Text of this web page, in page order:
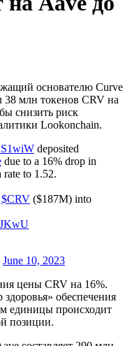
основателю Curve
38 млн токенов CRV на
снизить риск
Lookonchain.
deposited
due to a 16% drop in
rate to 1.52.
$CRV ($187M) into
June 10, 2023
цены CRV на 16%.
обеспечения
единицы происходит
позиции.